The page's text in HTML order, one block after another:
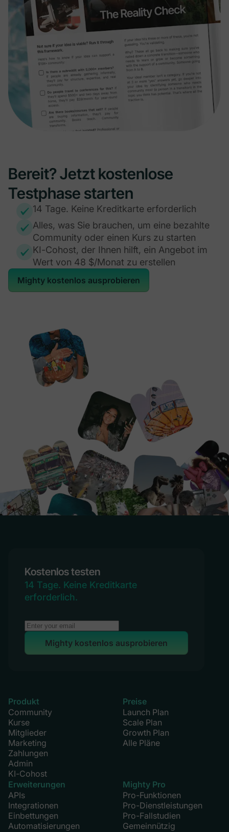
Bereit? Jetzt kostenlose
Testphase starten
14 Tage. Keine Kreditkarte erforderlich
Alles, was Sie brauchen, um eine bezahlte
Community oder einen Kurs zu starten
KI-Cohost, der Ihnen hilft, ein Angebot im
Wert von 48 $/Monat zu erstellen
Mighty kostenlos ausprobieren
Kostenlos testen
14 Tage. Keine Kreditkarte
erforderlich.
Mighty kostenlos ausprobieren
Produkt
Community
Kurse
Mitglieder
Marketing
Zahlungen
Admin
KI-Cohost
Erweiterungen
APIs
Integrationen
Einbettungen
Automatisierungen
Preise
Launch Plan
Scale Plan
Growth Plan
Alle Pläne
Mighty Pro
Pro-Funktionen
Pro-Dienstleistungen
Pro-Fallstudien
Gemeinnützig